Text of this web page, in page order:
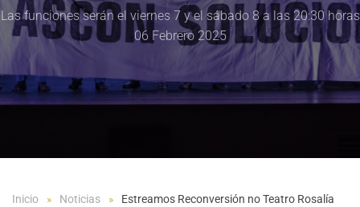
Las funciones serán el viernes 7 y el sábado 8 a las 20:30 horas
06 Febrero 2025
Inicio Noticias
Estreamos Reconversión no Teatro Rosalía